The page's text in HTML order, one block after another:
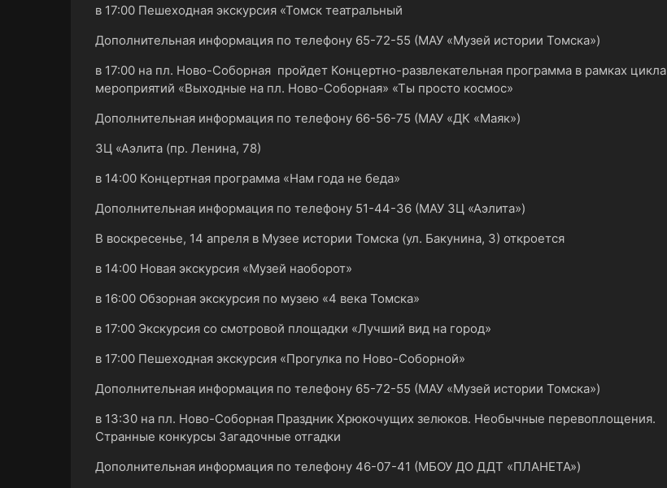
в 17:00 Пешеходная экскурсия «Томск театральный
Дополнительная информация по телефону 65-72-55 (МАУ «Музей истории Томска»)
в 17:00 на пл. Ново-Соборная пройдет Концертно-развлекательная программа в рамках цикла
мероприятий «Выходные на пл. Ново-Соборная» «Ты просто космос»
Дополнительная информация по телефону 66-56-75 (МАУ «ДК «Маяк»)
ЗЦ «Аэлита (пр. Ленина, 78)
в 14:00 Концертная программа «Нам года не беда»
Дополнительная информация по телефону 51-44-36 (МАУ ЗЦ «Аэлита»)
В воскресенье, 14 апреля в Музее истории Томска (ул. Бакунина, 3) откроется
в 14:00 Новая экскурсия «Музей наоборот»
в 16:00 Обзорная экскурсия по музею «4 века Томска»
в 17:00 Экскурсия со смотровой площадки «Лучший вид на город»
в 17:00 Пешеходная экскурсия «Прогулка по Ново-Соборной»
Дополнительная информация по телефону 65-72-55 (МАУ «Музей истории Томска»)
в 13:30 на пл. Ново-Соборная Праздник Хрюкочущих зелюков. Необычные перевоплощения.
Странные конкурсы Загадочные отгадки
Дополнительная информация по телефону 46-07-41 (МБОУ ДО ДДТ «ПЛАНЕТА»)